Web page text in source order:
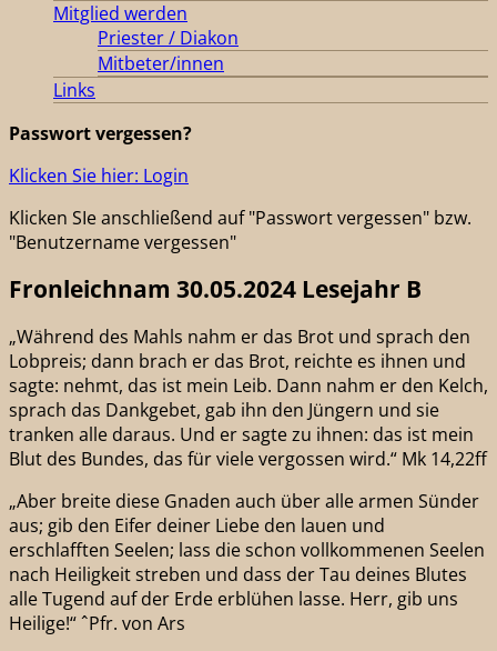
Mitglied werden
Priester / Diakon
Mitbeter/innen
Links
Passwort vergessen?
Klicken Sie hier: Login
Klicken SIe anschließend auf "Passwort vergessen" bzw.
"Benutzername vergessen"
Fronleichnam 30.05.2024 Lesejahr B
„Während des Mahls nahm er das Brot und sprach den
Lobpreis; dann brach er das Brot, reichte es ihnen und
sagte: nehmt, das ist mein Leib. Dann nahm er den Kelch,
sprach das Dankgebet, gab ihn den Jüngern und sie
tranken alle daraus. Und er sagte zu ihnen: das ist mein
Blut des Bundes, das für viele vergossen wird.“ Mk 14,22ff
„Aber breite diese Gnaden auch über alle armen Sünder
aus; gib den Eifer deiner Liebe den lauen und
erschlafften Seelen; lass die schon vollkommenen Seelen
nach Heiligkeit streben und dass der Tau deines Blutes
alle Tugend auf der Erde erblühen lasse. Herr, gib uns
Heilige!“ ˆPfr. von Ars